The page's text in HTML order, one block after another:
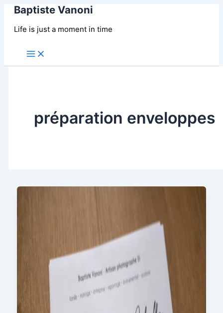
AllerBaptiste Vanoni
Life is just a moment in time
Main
préparation enveloppes